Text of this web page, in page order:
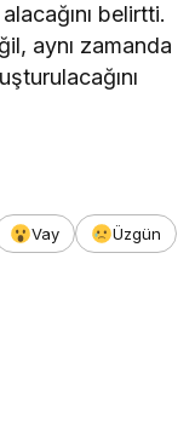
belirtti.
aynı zamanda
Vay
Üzgün